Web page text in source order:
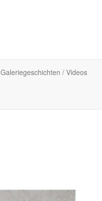
Galeriegeschichten / Videos